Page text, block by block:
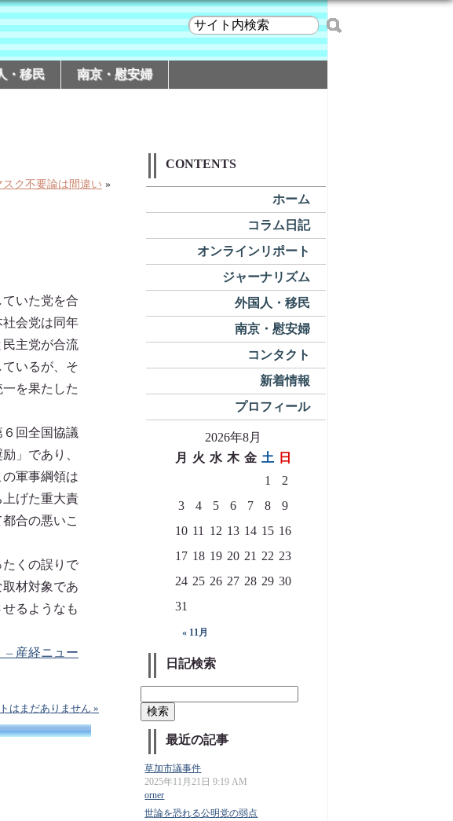
・移民 南京・慰安婦
ク不要論は間違い »
いた党を合
会党は同年
主党が合流
いるが、そ
を果たした
回全国協議
」であり、
軍事綱領は
げた重大責
合の悪いこ
くの誤りで
材対象であ
るようなも
産経ニュー
はまだありません »
CONTENTS
ホーム
コラム日記
オンラインリポート
ジャーナリズム
外国人・移民
南京・慰安婦
コンタクト
新着情報
プロフィール
2026年8月
月 火 水 木 金 土 日
« 11月
1
2
3
4 5 6 7 8
9
10 11 12 13 14 15 16
17 18 19 20 21 22 23
24 25 26 27 28 29 30
31
日記検索
最近の記事
草加市議事件
2025年11月21日 9:19 AM
orner
世論を恐れる公明党の弱点